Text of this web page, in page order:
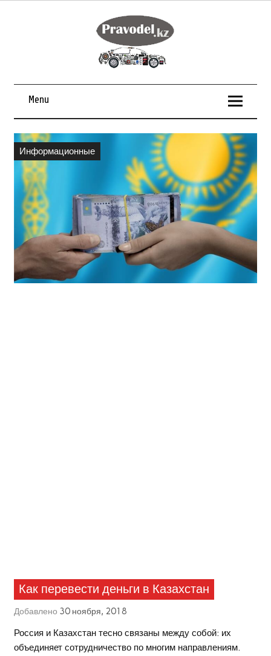
Menu
Информационные
Как перевести деньги в Казахстан
Добавлено 30 ноября, 2018
Россия и Казахстан тесно связаны между собой: их
объединяет сотрудничество по многим направлениям.